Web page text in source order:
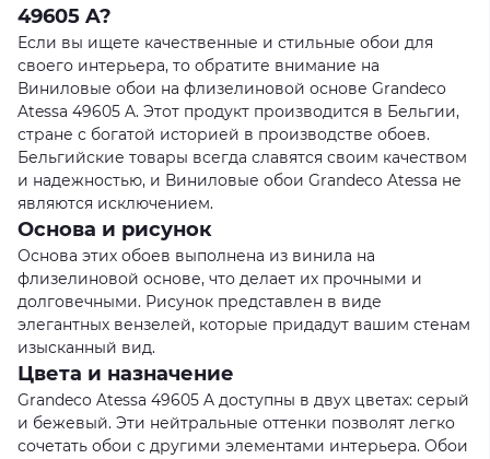
49605 A?
Если вы ищете качественные и стильные обои для
своего интерьера, то обратите внимание на
Виниловые обои на флизелиновой основе Grandeco
Atessa 49605 A. Этот продукт производится в Бельгии,
стране с богатой историей в производстве обоев.
Бельгийские товары всегда славятся своим качеством
и надежностью, и Виниловые обои Grandeco Atessa не
являются исключением.
Основа и рисунок
Основа этих обоев выполнена из винила на
флизелиновой основе, что делает их прочными и
долговечными. Рисунок представлен в виде
элегантных вензелей, которые придадут вашим стенам
изысканный вид.
Цвета и назначение
Grandeco Atessa 49605 A доступны в двух цветах: серый
и бежевый. Эти нейтральные оттенки позволят легко
сочетать обои с другими элементами интерьера. Обои